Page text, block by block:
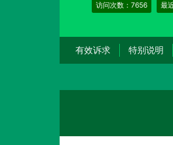
访问次数：7656 最
有效诉求 特别说明